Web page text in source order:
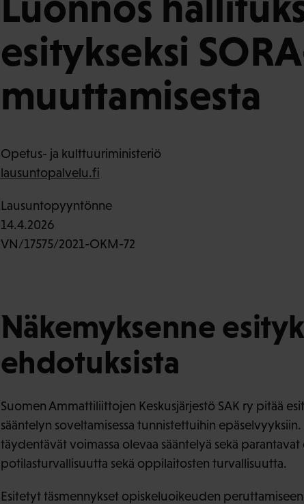
esitykseksi
muuttamisesta
Opetus- ja kulttuuriministeriö
lausuntopalvelu.fi
Lausuntopyyntönne
14.4.2026
VN/17575/2021-OKM-72
Näkemyksenne
ehdotuksista
Suomen Ammattiliittojen Keskusjärjestö SAK ry pitää
sääntelyn soveltamisessa tunnistettuihin
täydentävät voimassa olevaa sääntelyä sekä
potilasturvallisuutta sekä oppilaitosten turvallisuutta.
Esitetyt täsmennykset opiskeluoikeuden